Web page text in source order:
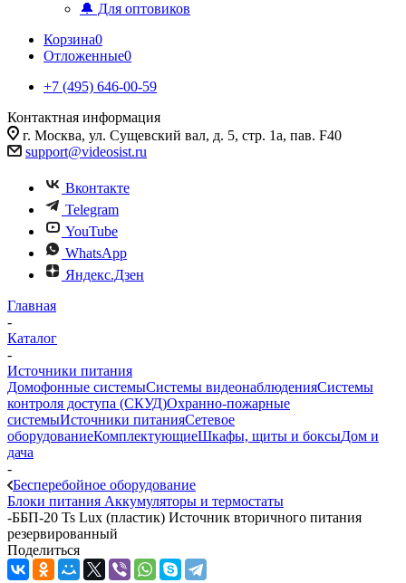
🔔 Для оптовиков
Корзина0
Отложенные0
+7 (495) 646-00-59
Контактная информация
г. Москва, ул. Сущевский вал, д. 5, стр. 1а, пав. F40
support@videosist.ru
Вконтакте
Telegram
YouTube
WhatsApp
Яндекс.Дзен
Главная
-
Каталог
-
Источники питания
Домофонные системыСистемы видеонаблюденияСистемы
контроля доступа (СКУД)Охранно-пожарные
системыИсточники питанияСетевое
оборудованиеКомплектующиеШкафы, щиты и боксыДом и
дача
-
Бесперебойное оборудование
Блоки питания Аккумуляторы и термостаты
-ББП-20 Ts Lux (пластик) Источник вторичного питания
резервированный
Поделиться